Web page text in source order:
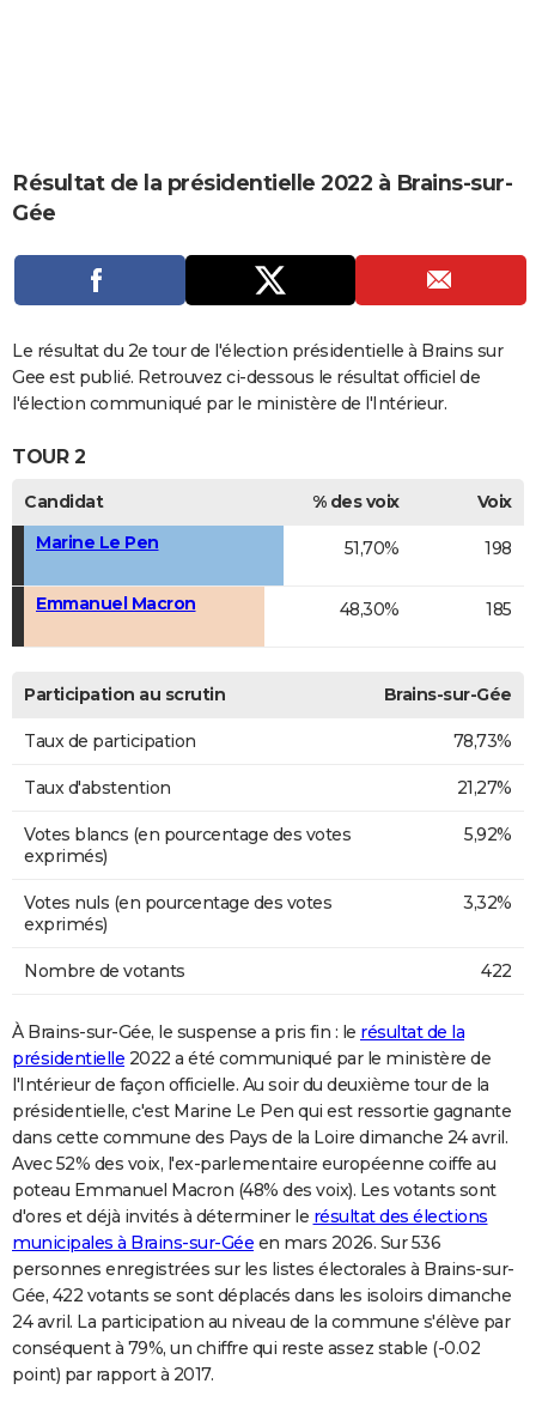
CARTE DE VOEUX
Carte de Noël
Carte Bonne année
Carte Saint-Valentin
Carte Pâques
Carte d'anniversaire
DICTIONNAIRE
Dictionnaire
Biographies
Expressions
Proverbes
PROGRAMME TV
S'inscrire
Se connecter
Lycées
Collèges
Primaires
Universités
Entreprises
Service militaire
Avis de recherche
AVIS DE DÉCÈS
Bricolage
Lifestyle
Culture
Sport
Auto
Television
Voyage
Cinema
Résultat de la présidentielle 2022 à Brains-sur-
Gée
Le résultat du 2e tour de l'élection présidentielle à Brains sur
Gee est publié. Retrouvez ci-dessous le résultat officiel de
l'élection communiqué par le ministère de l'Intérieur.
TOUR 2
Candidat % des voix
Voix
Marine Le Pen
51,70% 198
Emmanuel Macron 48,30% 185
Participation au scrutin Brains-sur-Gée
Taux de participation 78,73%
Taux d'abstention 21,27%
Votes blancs (en pourcentage des votes
exprimés)
5,92%
Votes nuls (en pourcentage des votes
exprimés)
3,32%
Nombre de votants 422
À Brains-sur-Gée, le suspense a pris fin : le résultat de la
présidentielle 2022 a été communiqué par le ministère de
l'Intérieur de façon officielle. Au soir du deuxième tour de la
présidentielle, c'est Marine Le Pen qui est ressortie gagnante
dans cette commune des Pays de la Loire dimanche 24 avril.
Avec 52% des voix, l'ex-parlementaire européenne coiffe au
poteau Emmanuel Macron (48% des voix). Les votants sont
d'ores et déjà invités à déterminer le résultat des élections
municipales à Brains-sur-Gée en mars 2026. Sur 536
personnes enregistrées sur les listes électorales à Brains-sur-
Gée, 422 votants se sont déplacés dans les isoloirs dimanche
24 avril. La participation au niveau de la commune s'élève par
conséquent à 79%, un chiffre qui reste assez stable (-0.02
point) par rapport à 2017.